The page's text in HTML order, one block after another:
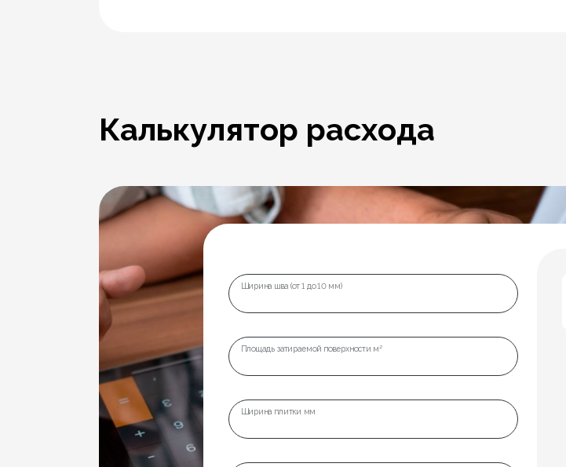
Калькулятор расхода
Ширина шва (от 1 до 10 мм)
Площадь затираемой поверхности м²
Ширина плитки мм